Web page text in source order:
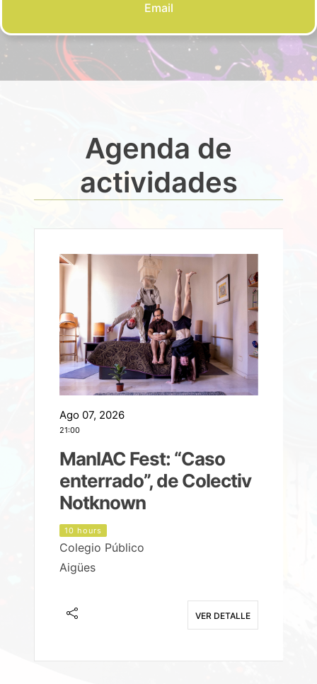
Email
Agenda de
actividades
Ago 07, 2026
21:00
ManIAC Fest: “Caso
enterrado”, de Colectiv
Notknown
10 hours
Colegio Público
Aigües
VER DETALLE